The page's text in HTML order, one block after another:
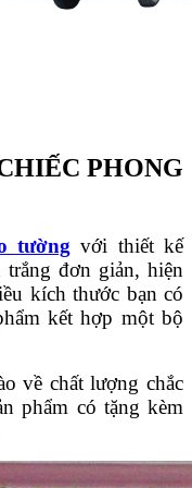
PHONG
tường với thiết kế
đơn giản, hiện
kích thước bạn có
kết hợp một bộ
về chất lượng chắc
phẩm có tặng kèm